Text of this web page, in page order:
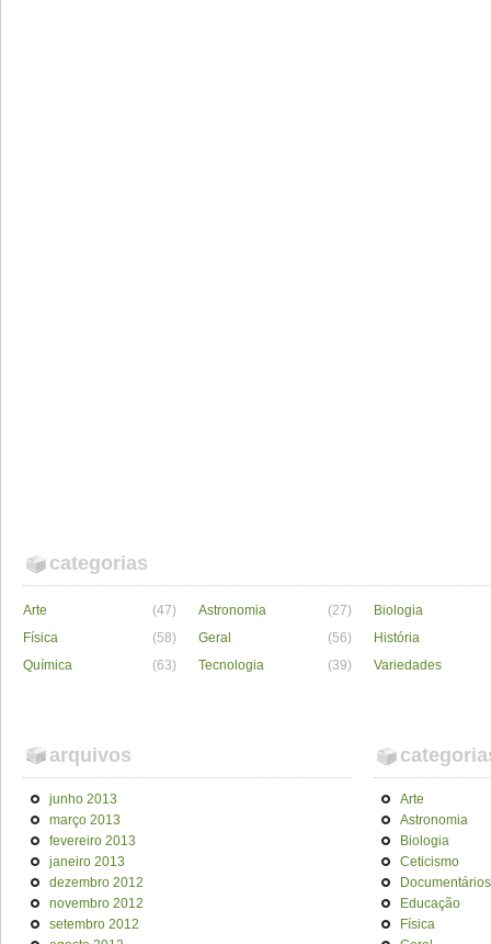
categorias
Arte (47) Astronomia (27)
Biologia
Física
(58) Geral (56)
História
Química
(63) Tecnologia (39) Variedades
arquivos
junho 2013
março 2013
fevereiro 2013
janeiro 2013
dezembro 2012
novembro 2012
setembro 2012
Arte
Astronomia
Biologia
Ceticismo
Documentários
Educação
Física